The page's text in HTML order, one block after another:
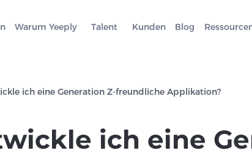
Warum Yeeply Talent Kunden Blog
ich eine Generation Z-freundliche Applikation?
ich eine